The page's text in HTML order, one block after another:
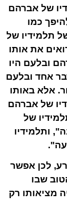
של אברהם
כמו
תלמידיו של
את אותו
ובלעם היו
אחד ובלעם
אלא באותו
של אברהם
של
ותלמידיו
לכן אפשר
שבו
מציאותו רק